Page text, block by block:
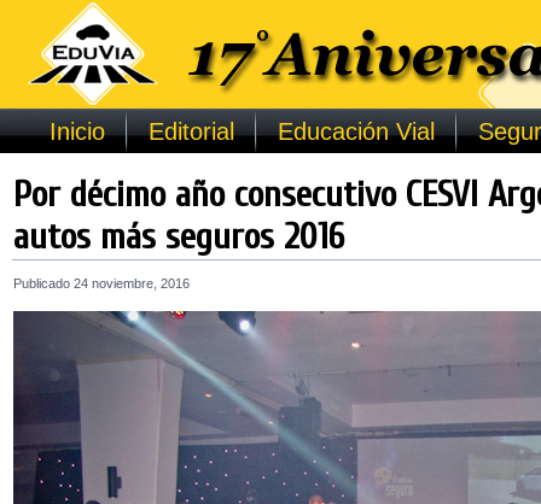
Inicio Editorial Educación Vial
Por décimo año consecutivo CESVI
autos más seguros 2016
Publicado 24 noviembre, 2016